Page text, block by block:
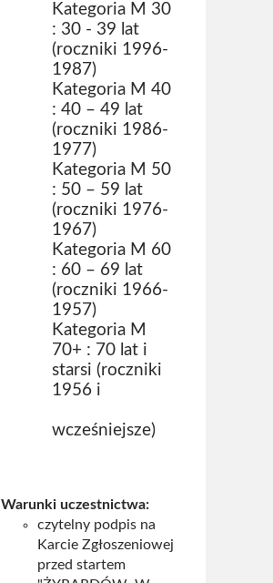
Kategoria M 30
: 30 - 39 lat
(roczniki 1996-
1987)
Kategoria M 40
: 40 – 49 lat
(roczniki 1986-
1977)
Kategoria M 50
: 50 – 59 lat
(roczniki 1976-
1967)
Kategoria M 60
: 60 – 69 lat
(roczniki 1966-
1957)
Kategoria M
70+ : 70 lat i
starsi (roczniki
1956 i
wcześniejsze)
Warunki uczestnictwa:
czytelny podpis na
Karcie Zgłoszeniowej
przed startem